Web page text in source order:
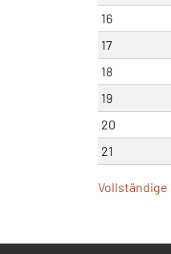
16
17
18
19
20
21
Vollständige